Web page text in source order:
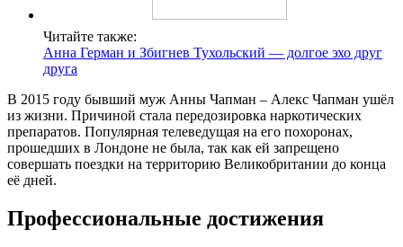
Читайте также:
Анна Герман и Збигнев Тухольский — долгое эхо друг
друга
В 2015 году бывший муж Анны Чапман – Алекс Чапман ушёл
из жизни. Причиной стала передозировка наркотических
препаратов. Популярная телеведущая на его похоронах,
прошедших в Лондоне не была, так как ей запрещено
совершать поездки на территорию Великобритании до конца
её дней.
Профессиональные достижения